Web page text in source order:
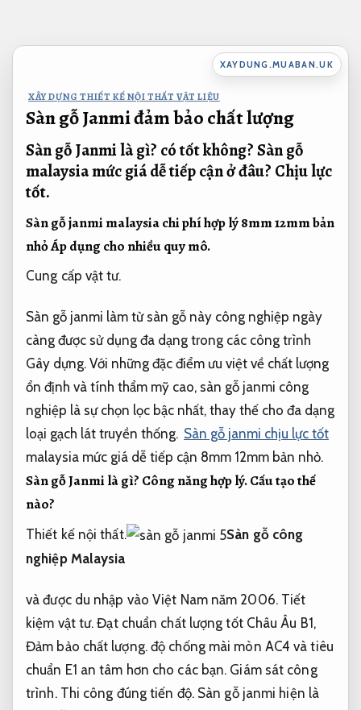
nội
XAYDUNG.MUABAN.UK
XÂY DỰNG THIẾT KẾ NỘI THẤT VẬT LIỆU
Sàn gỗ Janmi đảm bảo chất lượng
Sàn gỗ Janmi là gì? có tốt không? Sàn gỗ
malaysia mức giá dễ tiếp cận ở đâu? Chịu lực
tốt.
Sàn gỗ janmi malaysia chi phí hợp lý 8mm 12mm bản
nhỏÁp dụng cho nhiều quy mô.
Cung cấp vật tư.
Sàn gỗ janmi làm từ sàn gỗ này công nghiệp ngày
càng được sử dụng đa dạng trong các công trình
Gây dựng. Với những đặc điểm ưu việt về chất lượng
ổn định và tính thẩm mỹ cao, sàn gỗ janmi công
nghiệp là sự chọn lọc bậc nhất, thay thế cho đa dạng
loại gạch lát truyền thống. Sàn gỗ janmi chịu lực tốt
malaysia mức giá dễ tiếp cận 8mm 12mm bản nhỏ.
Sàn gỗ Janmi là gì? Công năng hợp lý.Cấu tạo thế
nào?
Thiết kế nội thất.
Sàn gỗ công
nghiệp Malaysia
và được du nhập vào Việt Nam năm 2006. Tiết
kiệm vật tư. Đạt chuẩn chất lượng tốt Châu Âu B1,
Đảm bảo chất lượng.độ chống mài mòn AC4 và tiêu
chuẩn E1 an tâm hơn cho các bạn. Giám sát công
trình. Thi công đúng tiến độ.Sàn gỗ janmi hiện là